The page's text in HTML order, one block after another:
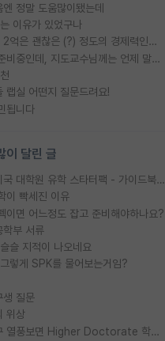
정말 도움많이됐는데
이유가 있었구나
박사진학하기에 2억은 괜찮은 (?) 정도의 경제력인가요
타대학원 컨텍 준비중인데, 지도교수님께는 언제 말씀드려야 할까요?
랩실 어떤지 질문드려요!
됩니다
이 달린 글
[무료] 2026 미국 대학원 유학 스타터팩 - 가이드북 & 합격자 컨택메일 템플릿
이 빡세진 이유
이면 어느정도 잡고 준비해야하나요?
학부 서류
슬 지적이 나오네요
렇게 SPK를 물어보는거임?
생 질문
위상
우리나라도 학구 열풍보면 Higher Doctorate 학위가 필요하다고 봅니다.